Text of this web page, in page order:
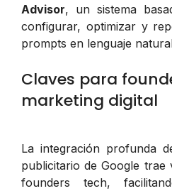
Advisor, un sistema
configurar, optimizar y
prompts en lenguaje
Claves para
marketing digital
La integración profunda
publicitario de Google trae
founders tech,